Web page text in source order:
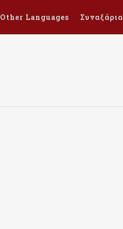
Other Languages Συναξάρια